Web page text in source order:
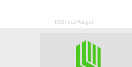
RSS Feed Widget